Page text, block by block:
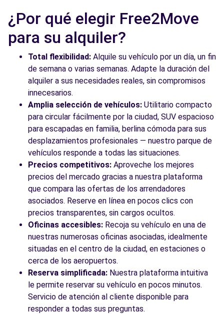
¿Por qué elegir Free2Move
para su alquiler?
Total flexibilidad: Alquile su vehículo por un día, un fin
de semana o varias semanas. Adapte la duración del
alquiler a sus necesidades reales, sin compromisos
innecesarios.
Amplia selección de vehículos: Utilitario compacto
para circular fácilmente por la ciudad, SUV espacioso
para escapadas en familia, berlina cómoda para sus
desplazamientos profesionales — nuestro parque de
vehículos responde a todas las situaciones.
Precios competitivos: Aproveche los mejores
precios del mercado gracias a nuestra plataforma
que compara las ofertas de los arrendadores
asociados. Reserve en línea en pocos clics con
precios transparentes, sin cargos ocultos.
Oficinas accesibles: Recoja su vehículo en una de
nuestras numerosas oficinas asociadas, idealmente
situadas en el centro de la ciudad, en estaciones o
cerca de los aeropuertos.
Reserva simplificada: Nuestra plataforma intuitiva
le permite reservar su vehículo en pocos minutos.
Servicio de atención al cliente disponible para
responder a todas sus preguntas.